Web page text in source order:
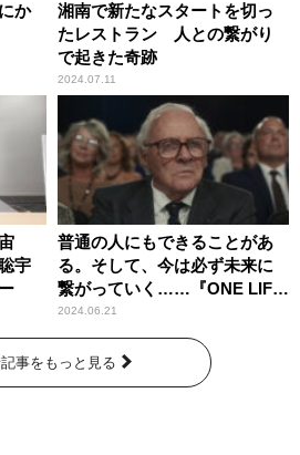
か
湘南で新たなスタートを切っ
たレストラン 人との繋がり
で起きた奇跡
2024.07.11
宇
普通の人にもできることがあ
る。そして、今は必ず未来に
繋がっていく……『ONE LIFE
奇跡が繋いだ6000の命』
2024.06.21
事をもっと見る